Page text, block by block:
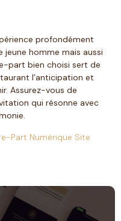
profondément
jeune homme mais aussi
part bien choisi sert de
l’anticipation et
Assurez-vous de
qui résonne avec
Part Numérique Site